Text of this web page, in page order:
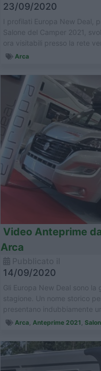
23/09/2020
I profilati Europa New Deal,
Salone del Camper 2021,
ora visitabili presso la rete
gamm...
Arca
Video Anteprime
Arca
14/09/2020
Gli Europa New Deal sono la
stagione. Un nome storico
presentano indubbiamente
Arca Anteprime 2021